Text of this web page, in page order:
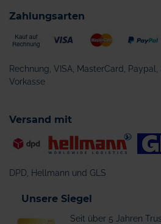
Zahlungsarten
Rechnung, VISA, MasterCard, Paypal,
Vorkasse
Versand mit
DPD, Hellmann und GLS
Unsere Siegel
Seit über 5 Jahren